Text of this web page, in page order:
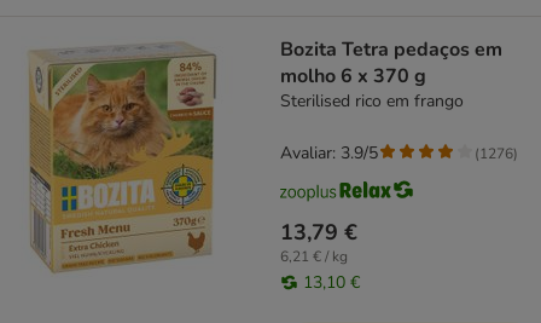
Bozita Tetra pedaços em
molho 6 x 370 g
Sterilised rico em frango
13,79 €
6,21 € / kg
13,10 €
Avaliar: 3.9/5 (1276)